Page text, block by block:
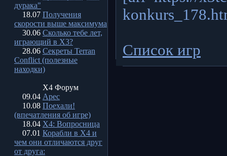
дурака"
18.07 Получения
скорости выше максимума
30.06 Сколько тебе лет,
играющий в X3?
28.06 Секреты Terran
Conflict (полезные
находки)
X4 Форум
09.04 Арес
10.08 Поехали!
(впечатления об игре)
18.04 X4: Вопросница
07.01 Корабли в Х4 и
чем они отличаются друг
от друга:
Список игр